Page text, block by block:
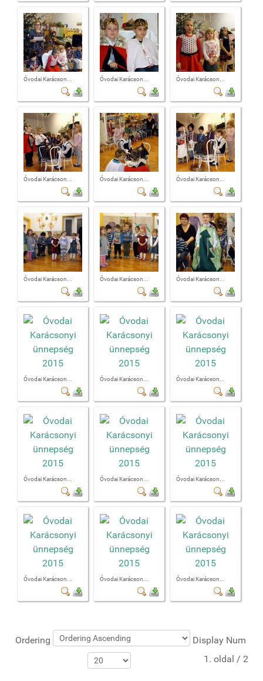
Óvodai Karácson... Óvodai Karácson... Óvodai Karácson...
Óvodai Karácson... Óvodai Karácson... Óvodai Karácson...
Óvodai Karácson... Óvodai Karácson... Óvodai Karácson...
Óvodai Karácson... Óvodai Karácson... Óvodai Karácson...
Óvodai Karácson... Óvodai Karácson... Óvodai Karácson...
Óvodai Karácson... Óvodai Karácson... Óvodai Karácson...
Ordering
Display Num
1. oldal / 2